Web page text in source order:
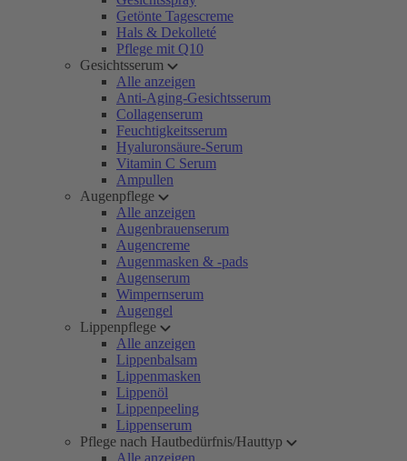
Getönte Tagescreme
Hals & Dekolleté
Pflege mit Q10
Gesichtsserum
Alle anzeigen
Anti-Aging-Gesichtsserum
Collagenserum
Feuchtigkeitsserum
Hyaluronsäure-Serum
Vitamin C Serum
Ampullen
Augenpflege
Alle anzeigen
Augenbrauenserum
Augencreme
Augenmasken & -pads
Augenserum
Wimpernserum
Augengel
Lippenpflege
Alle anzeigen
Lippenbalsam
Lippenmasken
Lippenöl
Lippenpeeling
Lippenserum
Pflege nach Hautbedürfnis/Hauttyp
Alle anzeigen